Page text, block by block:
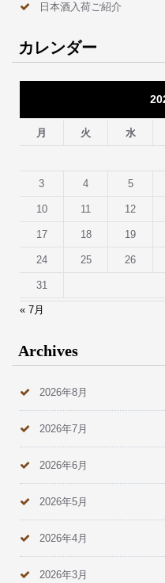
日本酒入荷ご紹介
カレンダー
月 火 水
3 4 5
10 11 12
17 18 19
24 25 26
31
« 7月
Archives
2026年8月
2026年7月
2026年6月
2026年5月
2026年4月
2026年3月